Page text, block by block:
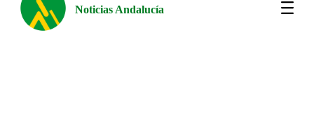
Noticias Andalucía